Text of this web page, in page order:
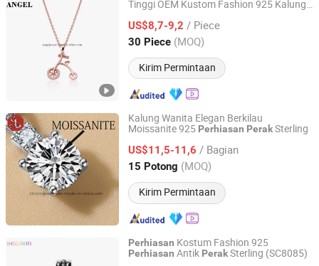
Tinggi OEM Kustom Fashion 925 Kalung
US$8,7-9,2 / Piece
30 Piece (MOQ)
Kirim Permintaan
Guangzhou Angel jewellery co.,ltd
Guangdong, China Harga mulai 2020
Kalung Wanita Elegan Berkilau
Moissanite 925 Perhiasan PerakSterling
US$11,5-11,6 / Bagian
15 Potong (MOQ)
Kirim Permintaan
CT COLOR CO, LIMITED
Guangdong, China Harga mulai 2020
Perhiasan Kostum Fashion 925
Perhiasan Antik PerakSterling (SC8085)
Hongkong Season Jewelry Co., Limited